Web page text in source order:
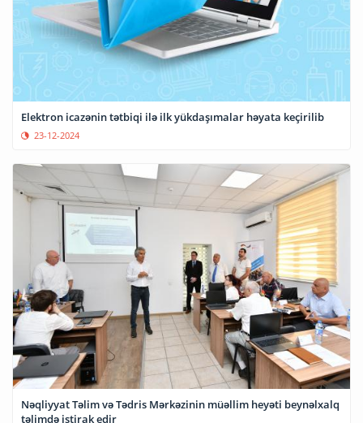
Elektron icazənin tətbiqi ilə ilk yükdaşımalar həyata keçirilib
23-12-2024
Nəqliyyat Təlim və Tədris Mərkəzinin müəllim heyəti beynəlxalq